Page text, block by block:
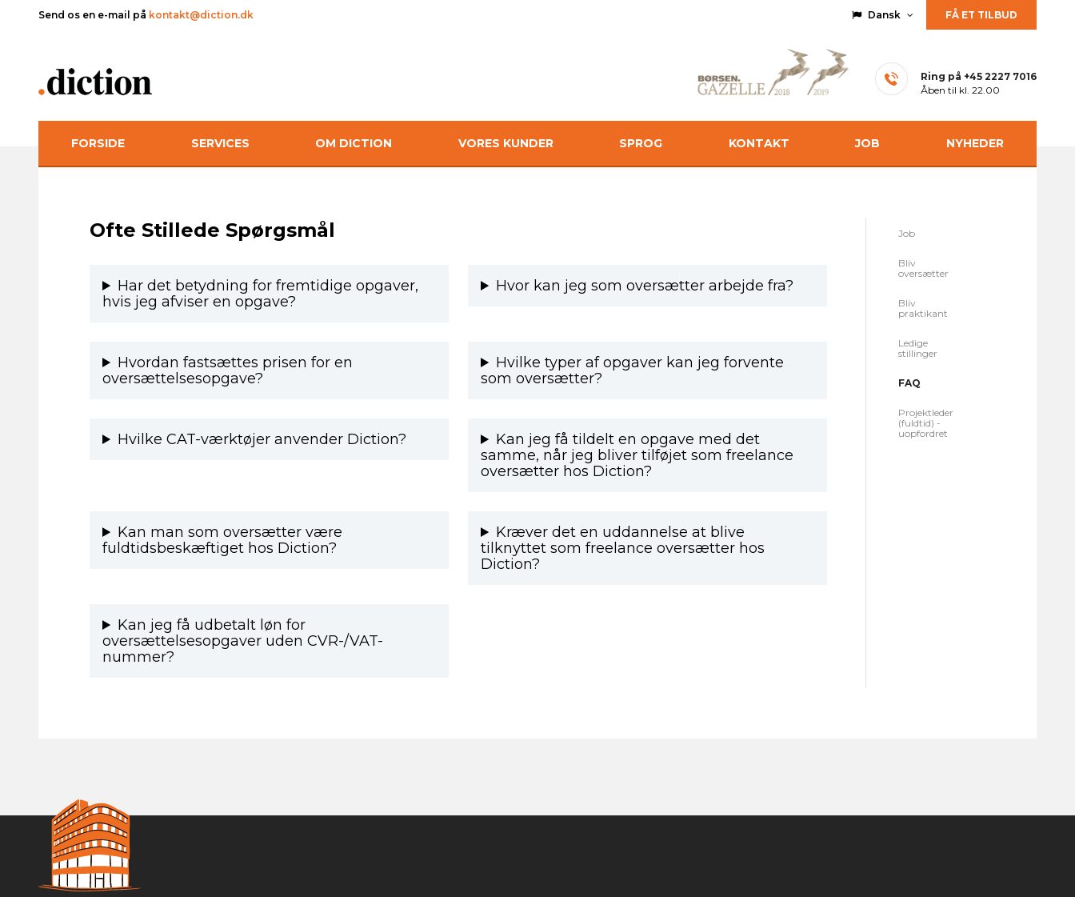
Send os en e-mail på kontakt@diction.dk Dansk FÅ ET TILBUD
Ring på +45 2227 7016
Åben til kl. 22.00
FORSIDE SERVICES OM DICTION VORES KUNDER SPROG KONTAKT JOB NYHEDER
Ofte Stillede Spørgsmål
Har det betydning for fremtidige opgaver,
hvis jeg afviser en opgave?
Hvor kan jeg som oversætter arbejde fra?
Hvordan fastsættes prisen for en
oversættelsesopgave?
Hvilke typer af opgaver kan jeg forvente
som oversætter?
Hvilke CAT-værktøjer anvender Diction?
Kan jeg få tildelt en opgave med det
samme, når jeg bliver tilføjet som freelance
oversætter hos Diction?
Kan man som oversætter være
fuldtidsbeskæftiget hos Diction?
Kræver det en uddannelse at blive
tilknyttet som freelance oversætter hos
Diction?
Kan jeg få udbetalt løn for
oversættelsesopgaver uden CVR-/VAT-
nummer?
Job
Bliv
oversætter
Bliv
praktikant
Ledige
stillinger
FAQ
Projektleder
(fuldtid) -
uopfordret